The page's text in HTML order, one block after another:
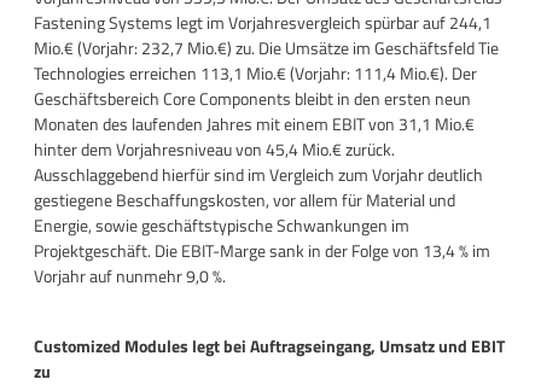
Fastening Systems legt im Vorjahresvergleich spürbar auf 244,1
Mio.€ (Vorjahr: 232,7 Mio.€) zu. Die Umsätze im Geschäftsfeld Tie
Technologies erreichen 113,1 Mio.€ (Vorjahr: 111,4 Mio.€). Der
Geschäftsbereich Core Components bleibt in den ersten neun
Monaten des laufenden Jahres mit einem EBIT von 31,1 Mio.€
hinter dem Vorjahresniveau von 45,4 Mio.€ zurück.
Ausschlaggebend hierfür sind im Vergleich zum Vorjahr deutlich
gestiegene Beschaffungskosten, vor allem für Material und
Energie, sowie geschäftstypische Schwankungen im
Projektgeschäft. Die EBIT-Marge sank in der Folge von 13,4 % im
Vorjahr auf nunmehr 9,0 %.
Customized Modules legt bei Auftragseingang, Umsatz und EBIT
zu